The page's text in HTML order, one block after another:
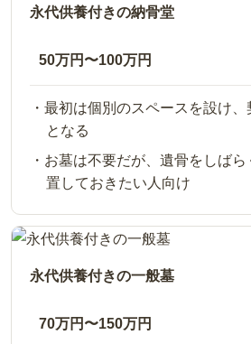
永代供養付きの納骨堂
50万円〜100万円
最初は個別のスペースを設け
となる
お墓は不要だが、遺骨をしば
置しておきたい人向け
永代供養付きの一般墓
70万円〜150万円